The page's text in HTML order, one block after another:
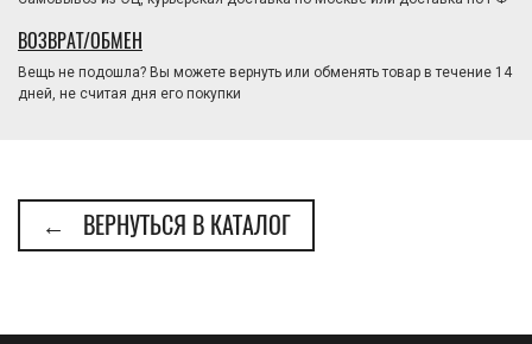
ВОЗВРАТ/ОБМЕН
Вещь не подошла? Вы можете вернуть или обменять товар в течение 14
дней, не считая дня его покупки
← ВЕРНУТЬСЯ В КАТАЛОГ